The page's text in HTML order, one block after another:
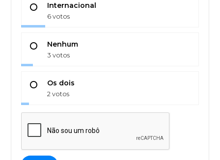
Internacional
6 votos
Nenhum
3 votos
Os dois
2 votos